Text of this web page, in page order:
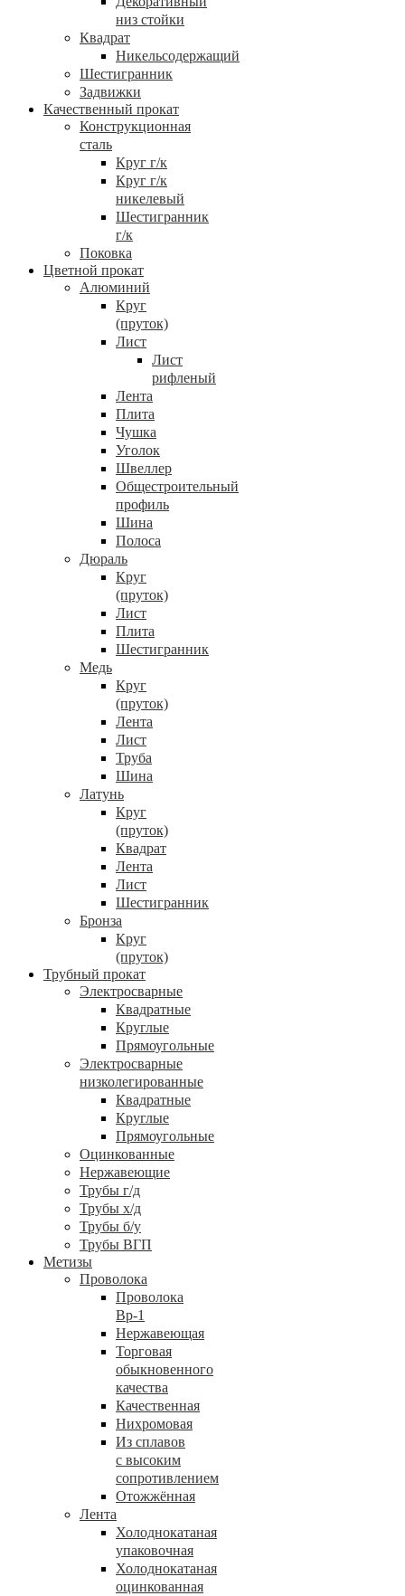
низ стойки
Квадрат
Никельсодержащий
Шестигранник
Задвижки
Качественный прокат
Конструкционная
сталь
Круг г/к
Круг г/к
никелевый
Шестигранник
г/к
Поковка
Цветной прокат
Алюминий
Круг
(пруток)
Лист
Лист
рифленый
Лента
Плита
Чушка
Уголок
Швеллер
Общестроительный
профиль
Шина
Полоса
Дюраль
Круг
(пруток)
Лист
Плита
Шестигранник
Медь
Круг
(пруток)
Лента
Лист
Труба
Шина
Латунь
Круг
(пруток)
Квадрат
Лента
Лист
Шестигранник
Бронза
Круг
(пруток)
Трубный прокат
Электросварные
Квадратные
Круглые
Прямоугольные
Электросварные
низколегированные
Квадратные
Круглые
Прямоугольные
Оцинкованные
Нержавеющие
Трубы г/д
Трубы х/д
Трубы б/у
Трубы ВГП
Метизы
Проволока
Проволока
Вр-1
Нержавеющая
Торговая
обыкновенного
качества
Качественная
Нихромовая
Из сплавов
с высоким
сопротивлением
Отожжённая
Лента
Холоднокатаная
упаковочная
Холоднокатаная
оцинкованная